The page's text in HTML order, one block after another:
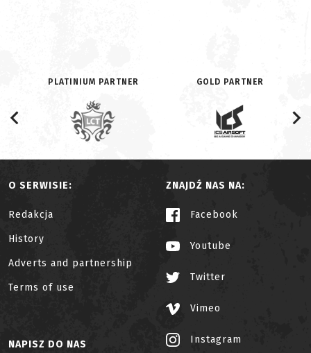
PLATINIUM PARTNER GOLD PARTNER
O SERWISIE:
Redakcja
History
Adverts and partnership
Terms of use
ZNAJDŹ NAS NA:
Facebook
Youtube
Twitter
Vimeo
Instagram
NAPISZ DO NAS